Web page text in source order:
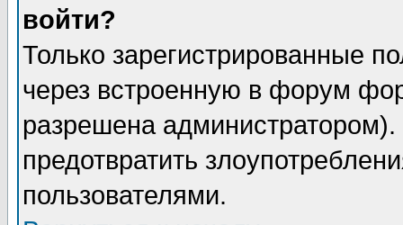
войти?
Только зарегистрированные
через встроенную в форум
разрешена
предотвратить
пользователями.